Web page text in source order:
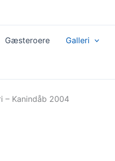
Gæsteroere Galleri
– Kanindåb 2004